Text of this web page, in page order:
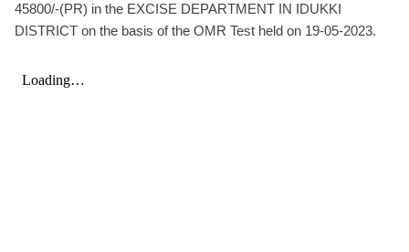
45800/-(PR) in the EXCISE DEPARTMENT IN IDUKKI
DISTRICT on the basis of the OMR Test held on 19-05-2023.